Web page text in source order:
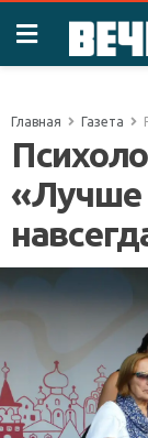
Главная Газета
«Лучше